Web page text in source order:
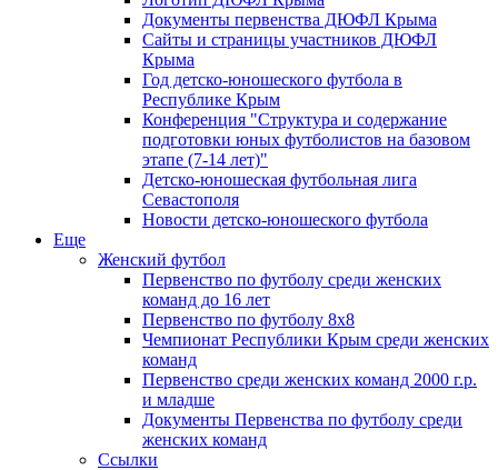
Документы первенства ДЮФЛ Крыма
Сайты и страницы участников ДЮФЛ
Крыма
Год детско-юношеского футбола в
Республике Крым
Конференция "Структура и содержание
подготовки юных футболистов на базовом
этапе (7-14 лет)"
Детско-юношеская футбольная лига
Севастополя
Новости детско-юношеского футбола
Еще
Женский футбол
Первенство по футболу среди женских
команд до 16 лет
Первенство по футболу 8х8
Чемпионат Республики Крым среди женских
команд
Первенство среди женских команд 2000 г.р.
и младше
Документы Первенства по футболу среди
женских команд
Ссылки